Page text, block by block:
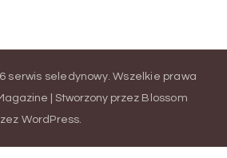
serwis seledynowy. Wszelkie prawa
| Stworzony przez Blossom
WordPress